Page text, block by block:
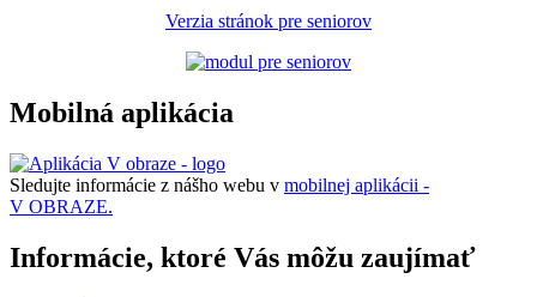
Verzia stránok pre seniorov
Mobilná aplikácia
Sledujte informácie z nášho webu v mobilnej aplikácii -
V OBRAZE.
Informácie, ktoré Vás môžu zaujímať